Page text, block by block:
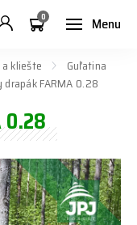
Menu
0
kliešte
Guľatina
drapák FARMA 0.28
0.28